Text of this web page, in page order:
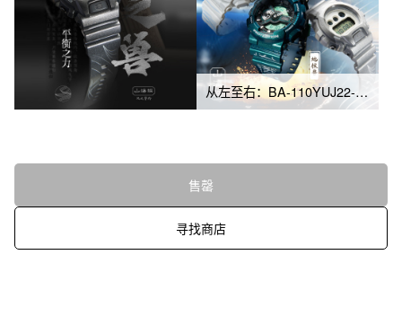
从左至右：BA-110YUJ22-7APFS、GA-110KAI22-3PFS、DW-6900QIG22-8PFS
售罄
寻找商店